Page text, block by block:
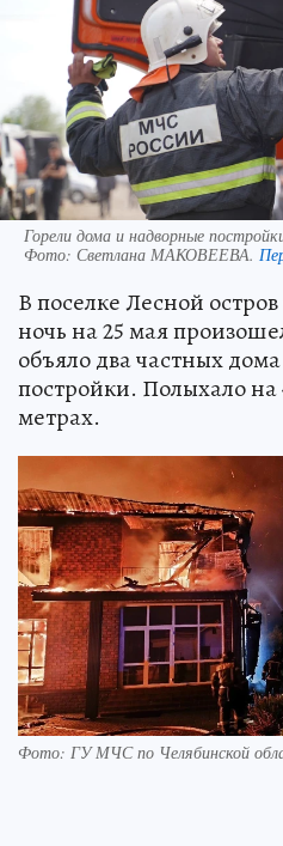
Горели дома и надворные
Фото: Светлана МАКОВЕЕВА.
В поселке Лесной
ночь на 25 мая
объяло два частных
постройки. Полыхало на
метрах.
Фото: ГУ МЧС по Челябинской